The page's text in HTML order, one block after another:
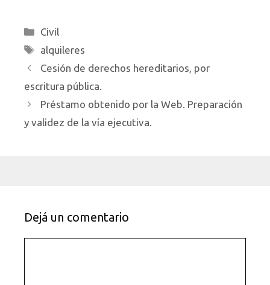
Categorías
Civil
Etiquetas
alquileres
Cesión de derechos hereditarios, por
escritura pública.
Préstamo obtenido por la Web. Preparación
y validez de la vía ejecutiva.
Dejá un comentario